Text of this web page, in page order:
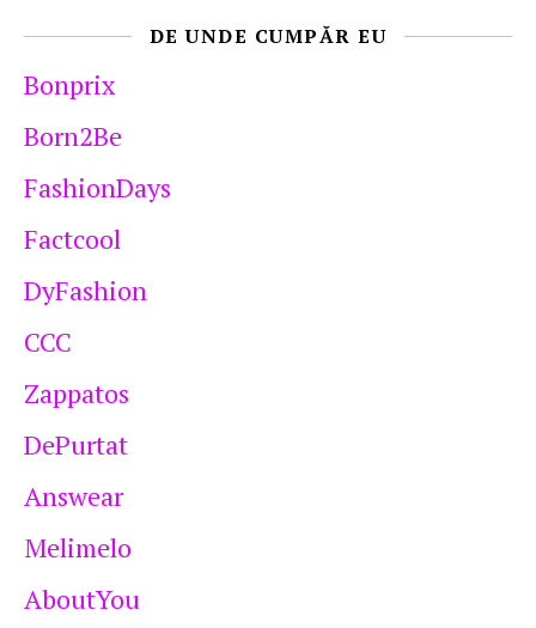
DE UNDE CUMPĂR EU
Bonprix
Born2Be
FashionDays
Factcool
DyFashion
CCC
Zappatos
DePurtat
Answear
Melimelo
AboutYou